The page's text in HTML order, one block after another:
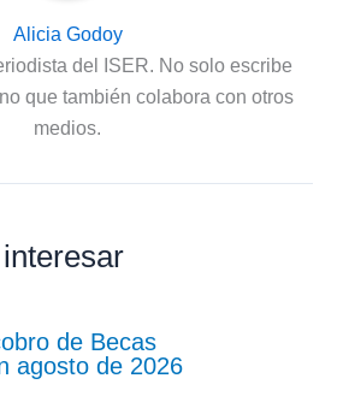
Alicia Godoy
del ISER. No solo escribe
que también colabora con otros
medios.
de Becas
agosto de 2026